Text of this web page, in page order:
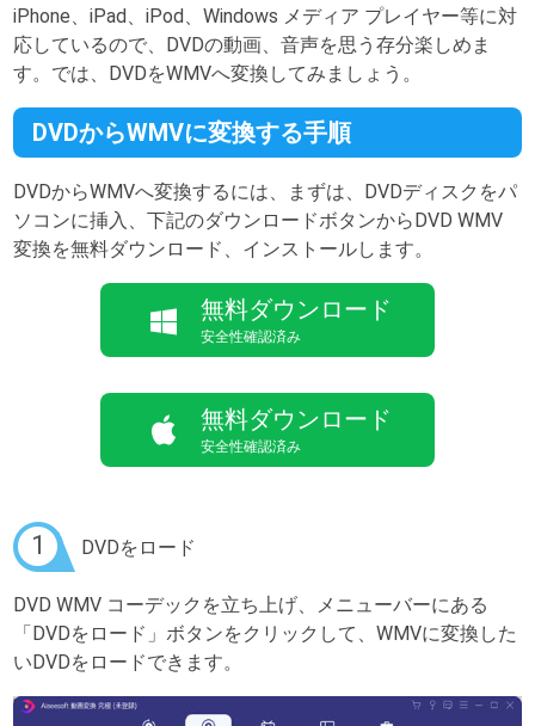
iPhone、iPad、iPod、Windows メディア プレイヤー等に対
応しているので、DVDの動画、音声を思う存分楽しめま
す。では、DVDをWMVへ変換してみましょう。
DVDからWMVに変換する手順
DVDからWMVへ変換するには、まずは、DVDディスクをパ
ソコンに挿入、下記のダウンロードボタンからDVD WMV
変換を無料ダウンロード、インストールします。
無料ダウンロード
安全性確認済み
無料ダウンロード
安全性確認済み
1 DVDをロード
DVD WMV コーデックを立ち上げ、メニューバーにある
「DVDをロード」ボタンをクリックして、WMVに変換した
いDVDをロードできます。